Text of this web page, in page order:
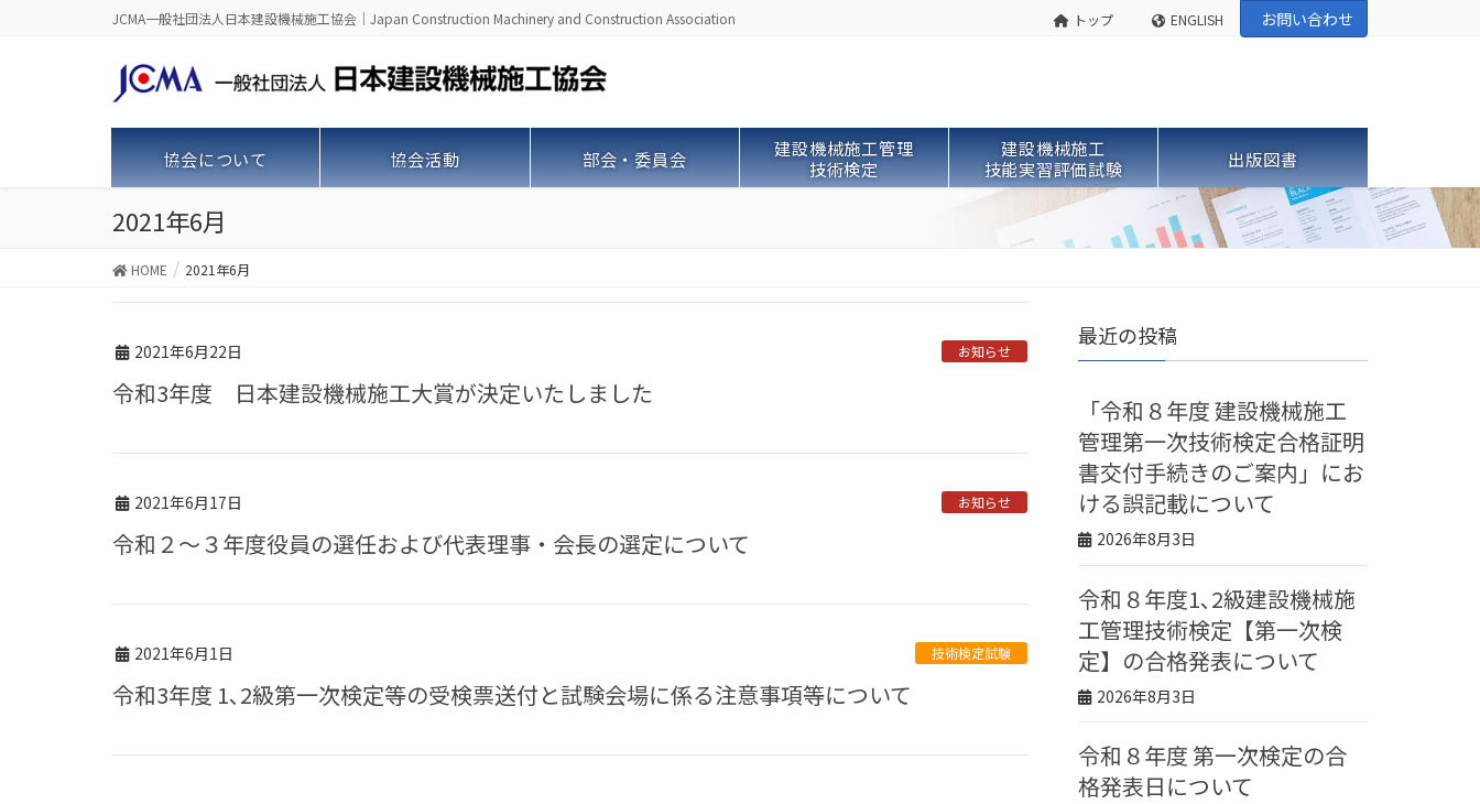
JCMA一般社団法人日本建設機械施工協会｜Japan Construction Machinery and Construction Association トップ ENGLISH お問い合わせ
協会について 協会活動 部会・委員会
建設機械施工管理
技術検定
建設機械施工
技能実習評価試験
出版図書
2021年6月
HOME 2021年6月
2021年6月22日 お知らせ
令和3年度 日本建設機械施工大賞が決定いたしました
2021年6月17日 お知らせ
令和２～３年度役員の選任および代表理事・会長の選定について
2021年6月1日 技術検定試験
令和3年度 1､2級第一次検定等の受検票送付と試験会場に係る注意事項等について
最近の投稿
「令和８年度 建設機械施工
管理第一次技術検定合格証明
書交付手続きのご案内」にお
ける誤記載について
2026年8月3日
令和８年度1､2級建設機械施
工管理技術検定【第一次検
定】の合格発表について
2026年8月3日
令和８年度 第一次検定の合
格発表日について